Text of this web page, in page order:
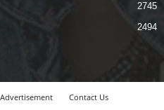
2745
2494
Advertisement Contact Us